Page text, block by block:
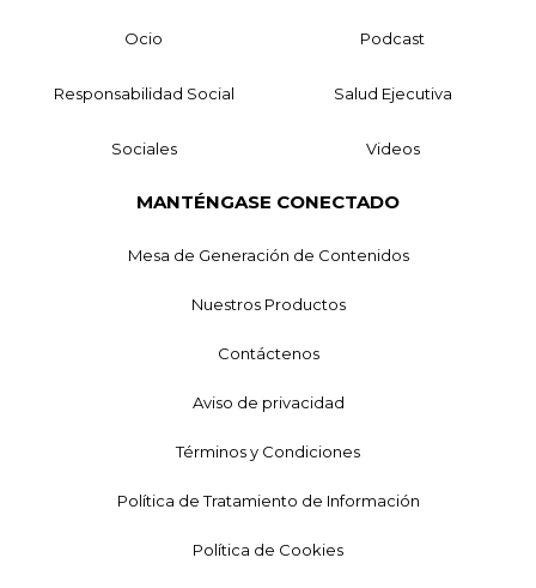
Ocio Podcast
Responsabilidad Social Salud Ejecutiva
Sociales Videos
MANTÉNGASE CONECTADO
Mesa de Generación de Contenidos
Nuestros Productos
Contáctenos
Aviso de privacidad
Términos y Condiciones
Política de Tratamiento de Información
Política de Cookies